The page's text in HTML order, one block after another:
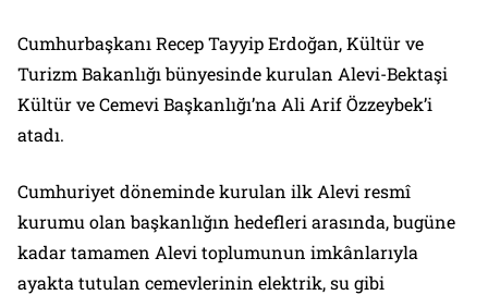
Cumhurbaşkanı Recep Tayyip Erdoğan, Kültür ve
Turizm Bakanlığı bünyesinde kurulan Alevi-Bektaşi
Kültür ve Cemevi Başkanlığı’na Ali Arif Özzeybek’i
atadı.
Cumhuriyet döneminde kurulan ilk Alevi resmî
kurumu olan başkanlığın hedefleri arasında, bugüne
kadar tamamen Alevi toplumunun imkânlarıyla
ayakta tutulan cemevlerinin elektrik, su gibi